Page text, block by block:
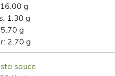
16.00 g
1.30 g
5.70 g
2.70 g
sauce